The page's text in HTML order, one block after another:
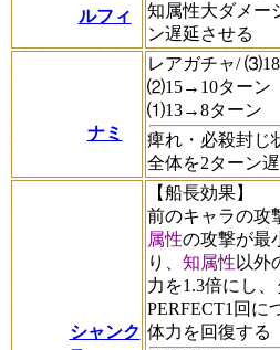
ルフィ
知属性大ダメー
ン遅延させる
ナミ
レアガチャ/
⑵15→10ターン
⑴13→8ターン
痺れ・必殺封じ
全体を2ターン
シャンク
【船長効果】
前のキャラの攻
属性の攻撃が最
り、 知属性 以外
力を1.3倍にし
PERFECT1回に
体力を回復する